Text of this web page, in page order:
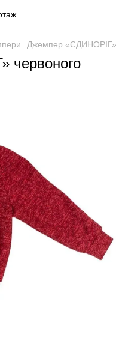
Джемпер «ЄДИНОРІГ»
червоного